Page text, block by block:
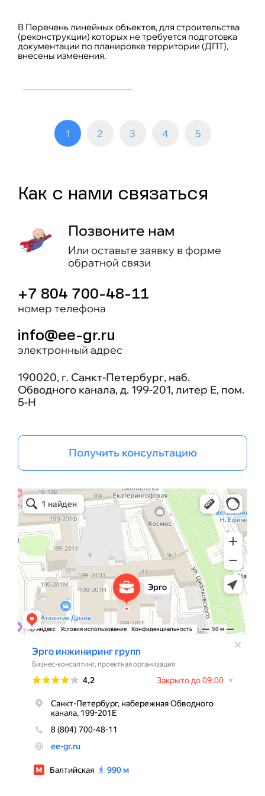
В Перечень линейных объектов, для строительства
(реконструкции) которых не требуется подготовка
документации по планировке территории (ДПТ),
внесены изменения.
1 2 3 4 5
Как c нами связаться
Позвоните нам
Или оставьте заявку в форме
обратной связи
+7 804 700-48-11
номер телефона
info@ee-gr.ru
электронный адрес
190020, г. Санкт-Петербург, наб.
Обводного канала, д. 199-201, литер Е, пом.
5-Н
Получить консультацию
Эрго Инжиниринг групп
Бизнес-консалтинг в Санкт‑Петербурге
Проектная организация в Санкт‑Петербурге